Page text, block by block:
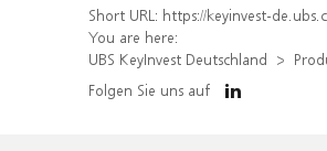
Short URL: https://keyinvest-de.ubs.com/produkt/detail/index/
You are here:
UBS KeyInvest Deutschland
Folgen Sie uns auf